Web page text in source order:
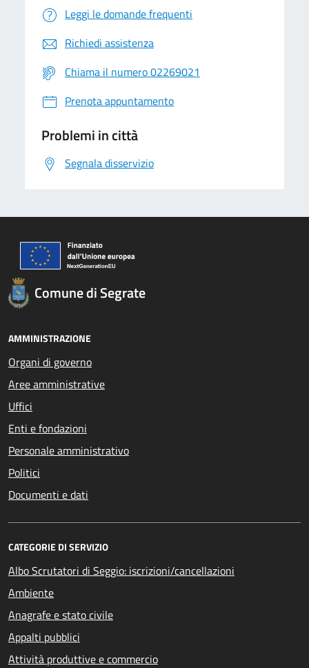
Leggi le domande frequenti
Richiedi assistenza
Chiama il numero 02269021
Prenota appuntamento
Problemi in città
Segnala disservizio
Comune di Segrate
AMMINISTRAZIONE
Organi di governo
Aree amministrative
Uffici
Enti e fondazioni
Personale amministrativo
Politici
Documenti e dati
CATEGORIE DI SERVIZIO
Albo Scrutatori di Seggio: iscrizioni/cancellazioni
Ambiente
Anagrafe e stato civile
Appalti pubblici
Attività produttive e commercio